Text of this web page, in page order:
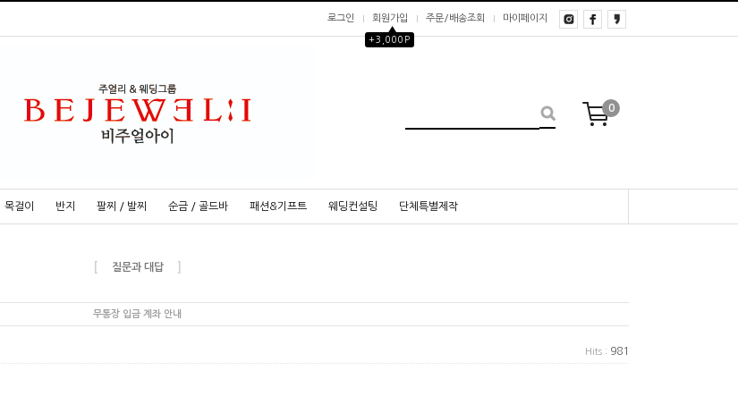
로그인 회원가입
▲
+3,000P
주문/배송조회 마이페이지
0
목걸이 반지 팔찌 / 발찌 순금 / 골드바 패션&기프트 웨딩컨설팅 단체특별제작
질문과 대답
무통장 입금 계좌 안내
Hits : 981